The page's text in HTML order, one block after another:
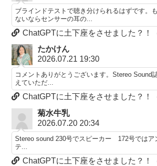
ブラインドテストで聴き分けられるはずです。
ないならセンサーの耳の...
ChatGPTに土下座をさせました？！
たかけん
2026.07.21 19:30
コメントありがとうございます。Stereo Sound
えていただ...
ChatGPTに土下座をさせました？！
菊水牛乳
2026.07.20 20:34
Stereo sound 230号でスピーカー 172号ではア
テ...
ChatGPTに土下座をさせました？！